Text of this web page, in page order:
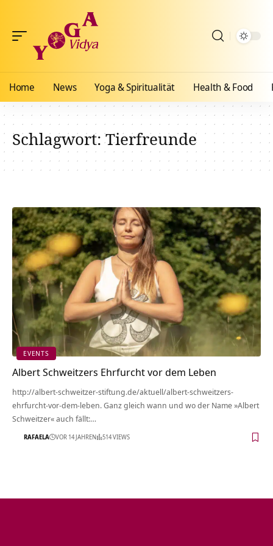
Home News Yoga & Spiritualität Health & Food
Schlagwort:Tierfreunde
EVENTS
Albert Schweitzers Ehrfurcht vor dem Leben
http://albert-schweitzer-stiftung.de/aktuell/albert-schweitzers-
ehrfurcht-vor-dem-leben. Ganz gleich wann und wo der Name »Albert
Schweitzer« auch fällt:…
RAFAELA VOR 14 JAHREN 514 VIEWS